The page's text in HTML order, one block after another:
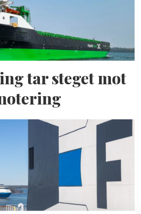
tar steget mot